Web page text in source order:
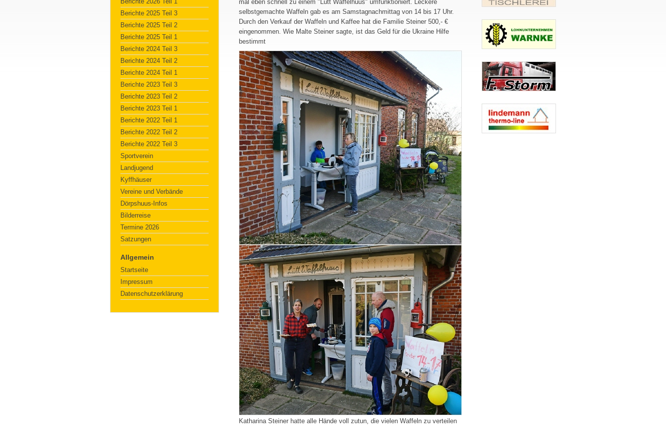
Berichte 2025 Teil 3
Berichte 2025 Teil 2
Berichte 2025 Teil 1
Berichte 2024 Teil 3
Berichte 2024 Teil 2
Berichte 2024 Teil 1
Berichte 2023 Teil 3
Berichte 2023 Teil 2
Berichte 2023 Teil 1
Berichte 2022 Teil 1
Berichte 2022 Teil 2
Berichte 2022 Teil 3
Sportverein
Landjugend
Kyffhäuser
Vereine und Verbände
Dörpshuus-Infos
Bilderreise
Termine 2026
Satzungen
Allgemein
Startseite
Impressum
Datenschutzerklärung
mal eben schnell zu einem "Lütt Waffelhuus" umfunktioniert. Leckere
selbstgemachte Waffeln gab es am Samstagnachmittag von 14 bis 17 Uhr.
Durch den Verkauf der Waffeln und Kaffee hat die Familie Steiner 500,- €
eingenommen. Wie Malte Steiner sagte, ist das Geld für die Ukraine Hilfe
bestimmt
Katharina Steiner hatte alle Hände voll zutun, die vielen Waffeln zu verteilen